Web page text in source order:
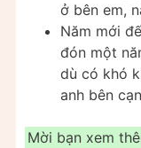
ở bên em,
Năm mới
đón một
dù có khó
anh bên
Mời bạn xem